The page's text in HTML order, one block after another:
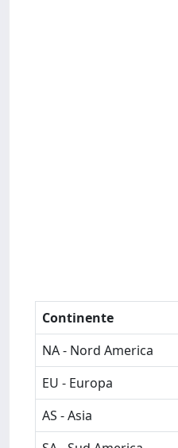
Continente
NA - Nord America
EU - Europa
AS - Asia